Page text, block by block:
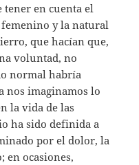
tener en cuenta el
y la natural
que hacían que,
voluntad, no
normal habría
nos imaginamos lo
la vida de las
ha sido definida a
por el dolor, la
en ocasiones,